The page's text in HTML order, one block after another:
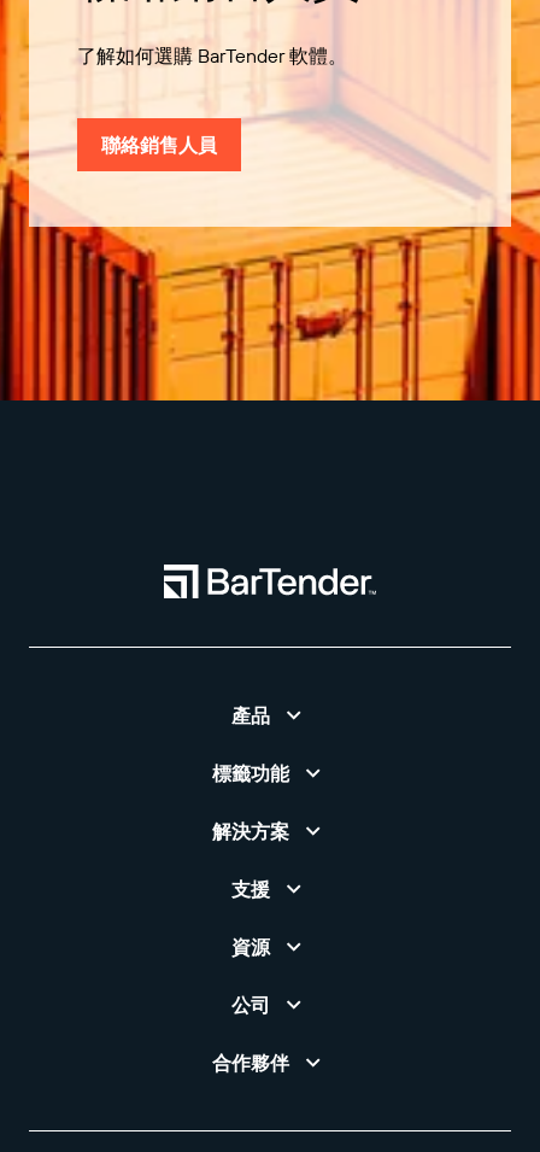
了解如何選購 BarTender 軟體。
聯絡銷售人員
產品
標籤功能
解決方案
支援
資源
公司
合作夥伴